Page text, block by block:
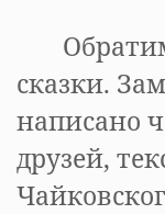
сказки.
написано
друзей,